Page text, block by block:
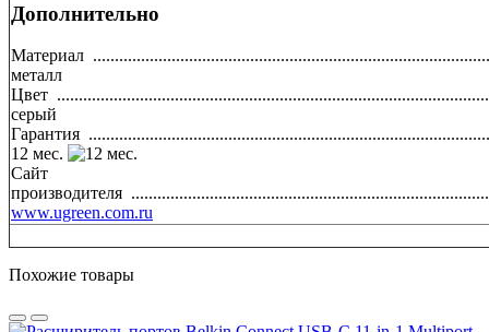
Дополнительно
Материал
металл
Цвет
серый
Гарантия
12 мес.
Сайт
производителя
www.ugreen.com.ru
Похожие товары